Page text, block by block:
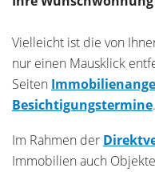
Vielleicht ist die von
nur einen Mausklick
Seiten
Besichtigungstermine.
Im Rahmen der
Immobilien auch